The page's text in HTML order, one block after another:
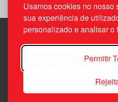
Usamos cookies no nosso
sua experiência de
personalizado e analisar o
Permitir
Edif. Lisboa Oriente | Av. Infante
1800-282 Lisboa | Portugal